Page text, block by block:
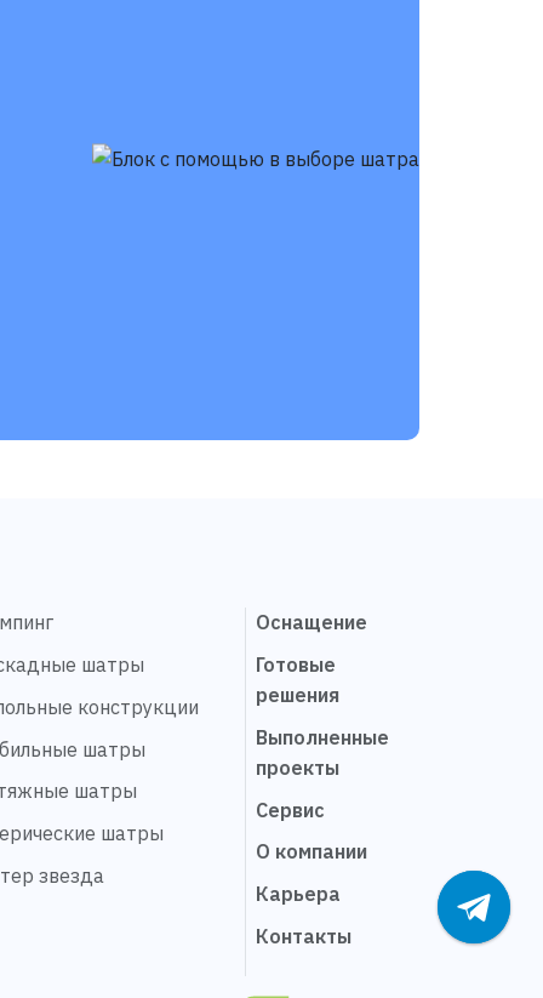
шатры
конструкции
шатры
шатры
шатры
звезда
Оснащение
Готовые
решения
Выполненные
проекты
Сервис
О компании
Карьера
Контакты